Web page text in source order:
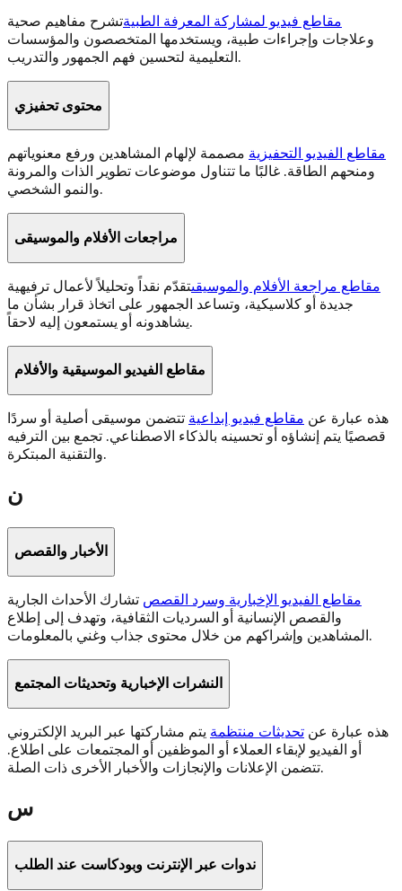
مقاطع فيديو لمشاركة المعرفة الطبيةتشرح مفاهيم صحية
وعلاجات وإجراءات طبية، ويستخدمها المتخصصون والمؤسسات
التعليمية لتحسين فهم الجمهور والتدريب.
محتوى تحفيزي
مقاطع الفيديو التحفيزية مصممة لإلهام المشاهدين ورفع معنوياتهم
ومنحهم الطاقة. غالبًا ما تتناول موضوعات تطوير الذات والمرونة
والنمو الشخصي.
مراجعات الأفلام والموسيقى
مقاطع مراجعة الأفلام والموسيقىتقدّم نقداً وتحليلاً لأعمال ترفيهية
جديدة أو كلاسيكية، وتساعد الجمهور على اتخاذ قرار بشأن ما
يشاهدونه أو يستمعون إليه لاحقاً.
مقاطع الفيديو الموسيقية والأفلام
هذه عبارة عن مقاطع فيديو إبداعية تتضمن موسيقى أصلية أو سردًا
قصصيًا يتم إنشاؤه أو تحسينه بالذكاء الاصطناعي. تجمع بين الترفيه
والتقنية المبتكرة.
ن
الأخبار والقصص
مقاطع الفيديو الإخبارية وسرد القصص تشارك الأحداث الجارية
والقصص الإنسانية أو السرديات الثقافية، وتهدف إلى إطلاع
المشاهدين وإشراكهم من خلال محتوى جذاب وغني بالمعلومات.
النشرات الإخبارية وتحديثات المجتمع
هذه عبارة عن تحديثات منتظمة يتم مشاركتها عبر البريد الإلكتروني
أو الفيديو لإبقاء العملاء أو الموظفين أو المجتمعات على اطلاع.
تتضمن الإعلانات والإنجازات والأخبار الأخرى ذات الصلة.
س
ندوات عبر الإنترنت وبودكاست عند الطلب